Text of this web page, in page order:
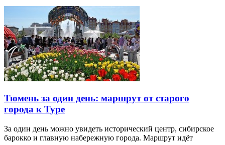
Тюмень за один день: маршрут от старого
города к Туре
За один день можно увидеть исторический центр, сибирское
барокко и главную набережную города. Маршрут идёт